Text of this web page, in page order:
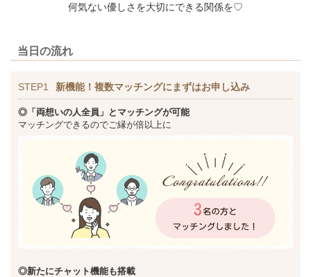
何気ない優しさを大切にできる関係を♡
当日の流れ
STEP1 新機能！複数マッチングにまずはお申し込み
◎「両想いの人全員」とマッチングが可能
マッチングできるのでご縁が倍以上に
◎新たにチャット機能も搭載